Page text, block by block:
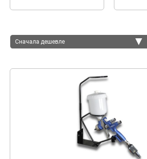
Сначала дешевле